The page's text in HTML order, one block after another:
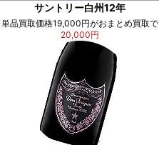
サントリー白州12年
単品買取価格19,000円がおまとめ買取で
20,000円